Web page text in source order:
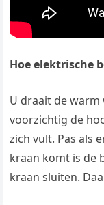
Hoe elektrische
U draait de
voorzichtig de
zich vult. Pas als
kraan komt is de
kraan sluiten.